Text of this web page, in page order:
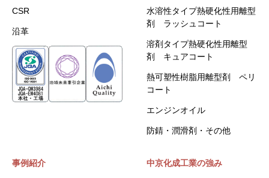
CSR
沿革
水溶性タイプ熱硬化性用離型
剤 ラッシュコート
溶剤タイプ熱硬化性用離型
剤 キュアコート
熱可塑性樹脂用離型剤 ペリ
コート
エンジンオイル
防錆・潤滑剤・その他
事例紹介 中京化成工業の強み